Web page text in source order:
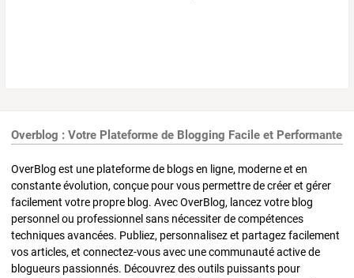
Overblog : Votre Plateforme de Blogging Facile et Performante
OverBlog est une plateforme de blogs en ligne, moderne et en
constante évolution, conçue pour vous permettre de créer et gérer
facilement votre propre blog. Avec OverBlog, lancez votre blog
personnel ou professionnel sans nécessiter de compétences
techniques avancées. Publiez, personnalisez et partagez facilement
vos articles, et connectez-vous avec une communauté active de
blogueurs passionnés. Découvrez des outils puissants pour